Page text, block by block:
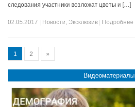
следования участники возложат цветы и […]
02.05.2017 Новости, Эксклюзив Подробнее
1 2 »
Видеоматериалы